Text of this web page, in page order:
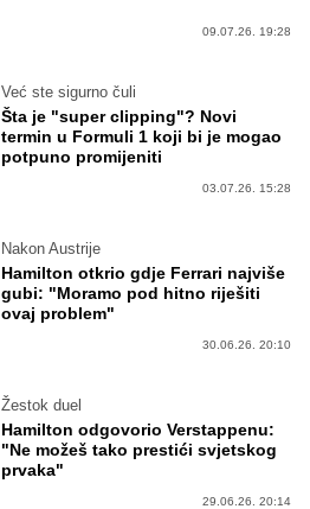
09.07.26. 19:28
Već ste sigurno čuli
Šta je "super clipping"? Novi
termin u Formuli 1 koji bi je mogao
potpuno promijeniti
03.07.26. 15:28
Nakon Austrije
Hamilton otkrio gdje Ferrari najviše
gubi: "Moramo pod hitno riješiti
ovaj problem"
30.06.26. 20:10
Žestok duel
Hamilton odgovorio Verstappenu:
"Ne možeš tako prestići svjetskog
prvaka"
29.06.26. 20:14